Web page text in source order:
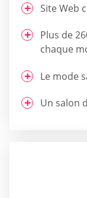
Site Web
Plus de
chaque
Le mode
Un salon